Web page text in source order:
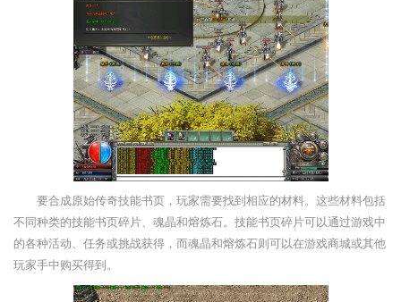
要合成原始传奇技能书页，玩家需要找到相应的材料。这些材料包括
不同种类的技能书页碎片、魂晶和熔炼石。技能书页碎片可以通过游戏中
的各种活动、任务或挑战获得，而魂晶和熔炼石则可以在游戏商城或其他
玩家手中购买得到。